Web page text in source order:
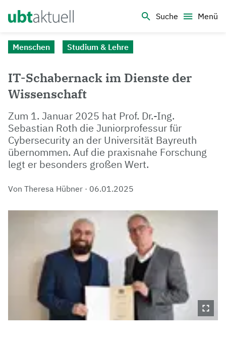
Logo Universität Bayreuth
Suche Menü
Menschen Studium & Lehre
IT-Schabernack im Dienste der
Wissenschaft
Zum 1. Januar 2025 hat Prof. Dr.-Ing.
Sebastian Roth die Juniorprofessur für
Cybersecurity an der Universität Bayreuth
übernommen. Auf die praxisnahe Forschung
legt er besonders großen Wert.
Von Theresa Hübner · 06.01.2025